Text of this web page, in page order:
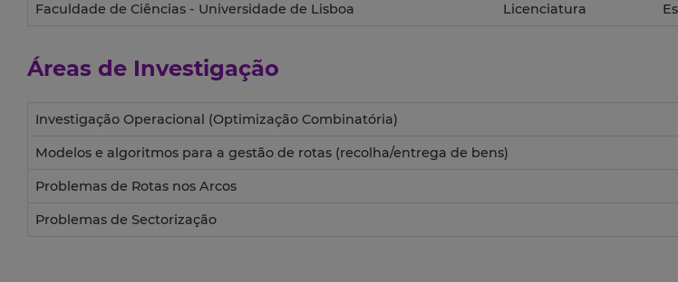
Faculdade de Ciências - Universidade de Lisboa Licenciatura
Áreas de Investigação
Investigação Operacional (Optimização Combinatória)
Modelos e algoritmos para a gestão de rotas (recolha/entrega de bens)
Problemas de Rotas nos Arcos
Problemas de Sectorização